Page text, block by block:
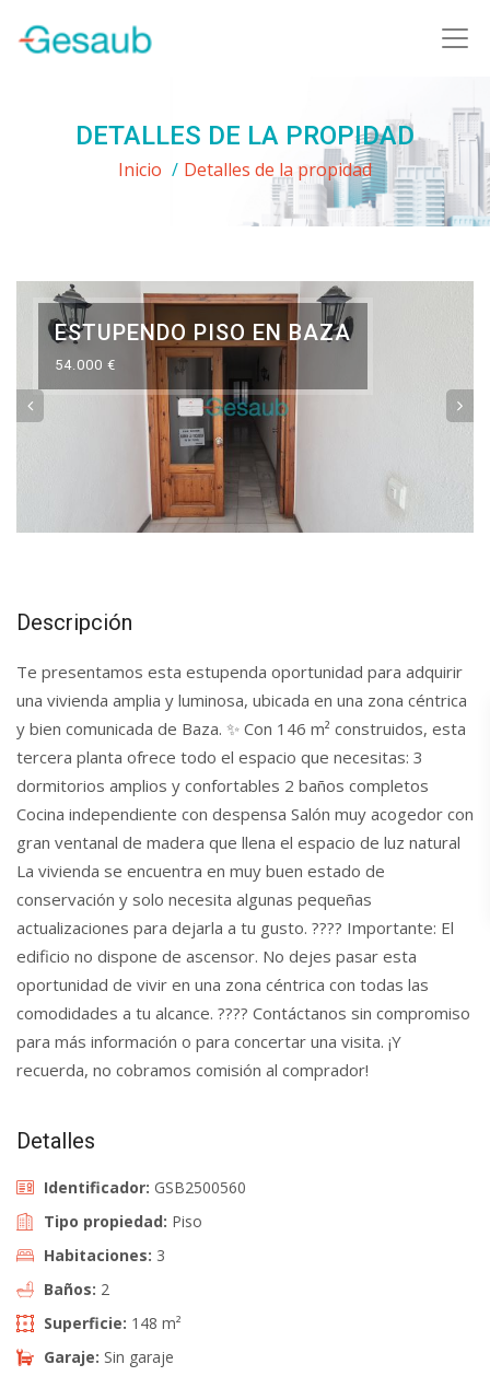
DETALLES DE LA PROPIDAD
Inicio / Detalles de la propidad
ESTUPENDO PISO EN BAZA
54.000 €
Descripción
Te presentamos esta estupenda oportunidad para adquirir
una vivienda amplia y luminosa, ubicada en una zona céntrica
y bien comunicada de Baza. ✨ Con 146 m² construidos, esta
tercera planta ofrece todo el espacio que necesitas: 3
dormitorios amplios y confortables 2 baños completos
Cocina independiente con despensa Salón muy acogedor con
gran ventanal de madera que llena el espacio de luz natural
La vivienda se encuentra en muy buen estado de
conservación y solo necesita algunas pequeñas
actualizaciones para dejarla a tu gusto. ???? Importante: El
edificio no dispone de ascensor. No dejes pasar esta
oportunidad de vivir en una zona céntrica con todas las
comodidades a tu alcance. ???? Contáctanos sin compromiso
para más información o para concertar una visita. ¡Y
recuerda, no cobramos comisión al comprador!
Detalles
Identificador: GSB2500560
Tipo propiedad: Piso
Habitaciones: 3
Baños: 2
Superficie: 148 m²
Garaje: Sin garaje